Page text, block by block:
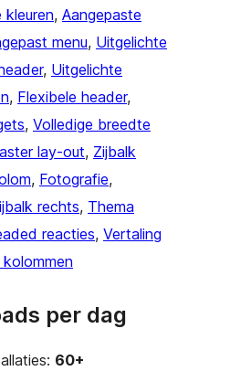
kleuren, Aangepaste
menu, Uitgelichte
, Uitgelichte
, Flexibele header
, Volledige breedte
lay-out, Zijbalk
, Fotografie
rechts, Thema
reacties, Vertaling
per dag
60+